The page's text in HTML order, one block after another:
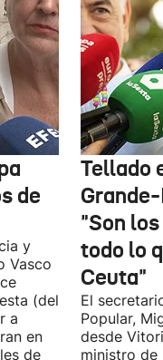
de
y
Vasco
(del
a
en
de
Tellado
"Son
todo lo
Ceuta"
El
Popular,
desde
ministro de